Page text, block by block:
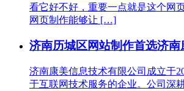
看它好不好，重要一点就是这个网
网页制作能够让 […]
济南历城区网站制作首选济南
济南康美信息技术有限公司成立于
于互联网技术服务的企业。公司深